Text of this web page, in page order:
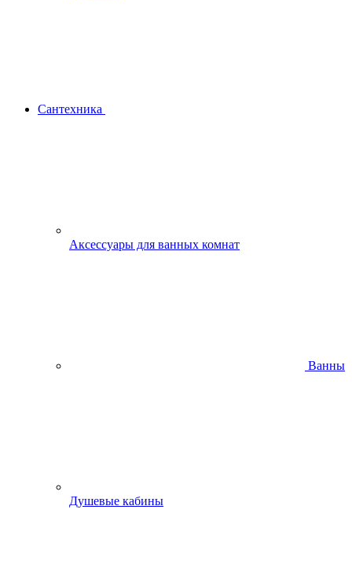
Сантехника
Аксессуары для ванных комнат
Ванны
Душевые кабины